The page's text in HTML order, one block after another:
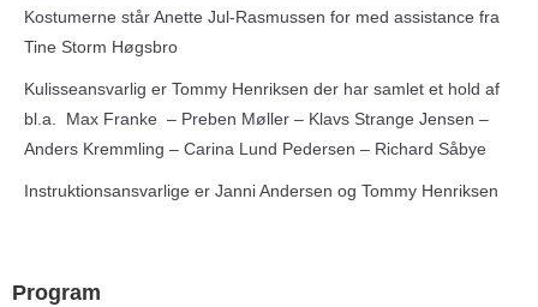
Kostumerne står Anette Jul-Rasmussen for med assistance fra
Tine Storm Høgsbro
Kulisseansvarlig er Tommy Henriksen der har samlet et hold af
bl.a. Max Franke – Preben Møller – Klavs Strange Jensen –
Anders Kremmling – Carina Lund Pedersen – Richard Såbye
Instruktionsansvarlige er Janni Andersen og Tommy Henriksen
Program